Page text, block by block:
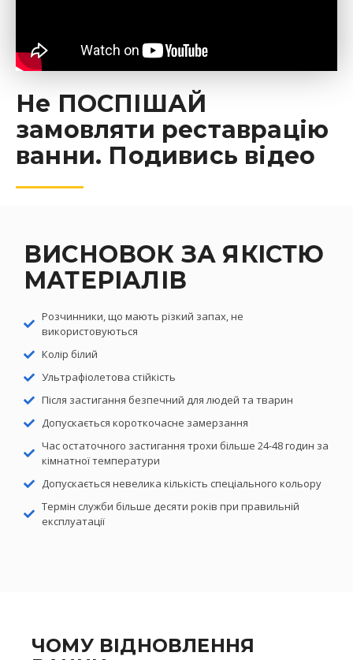
Не ПОСПІШАЙ
замовляти реставрацію
ванни. Подивись відео
ВИСНОВОК ЗА ЯКІСТЮ
МАТЕРІАЛІВ
Розчинники, що мають різкий запах, не
використовуються
Колір білий
Ультрафіолетова стійкість
Після застигання безпечний для людей та тварин
Допускається короткочасне замерзання
Час остаточного застигання трохи більше 24-48 годин за
кімнатної температури
Допускається невелика кількість спеціального кольору
Термін служби більше десяти років при правильній
експлуатації
ЧОМУ ВІДНОВЛЕННЯ